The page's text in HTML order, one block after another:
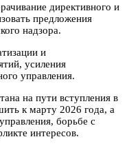
директивного и
предложения
надзора.
и
усиления
управления.
на пути вступления в
к марту 2026 года, а
борьбе с
интересов.